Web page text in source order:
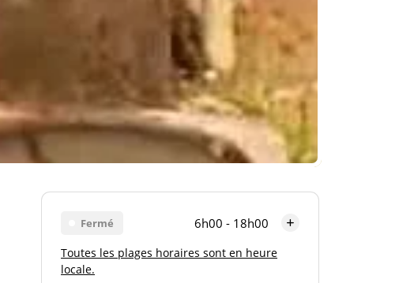
Fermé 6h00 - 18h00
Lundi
Toutes les plages horaires sont en heure
locale.